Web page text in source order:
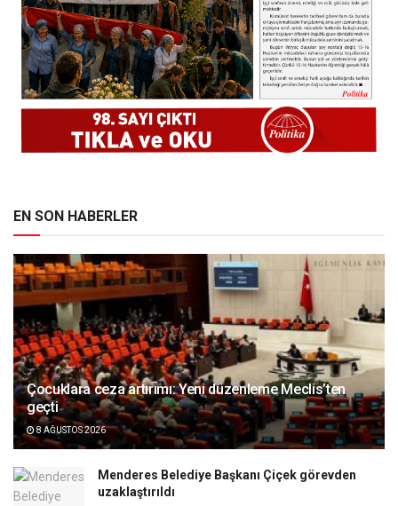
EN SON HABERLER
Çocuklara ceza artırımı: Yeni düzenleme Meclis’ten
geçti
8 AĞUSTOS 2026
Menderes Belediye Başkanı Çiçek görevden
uzaklaştırıldı